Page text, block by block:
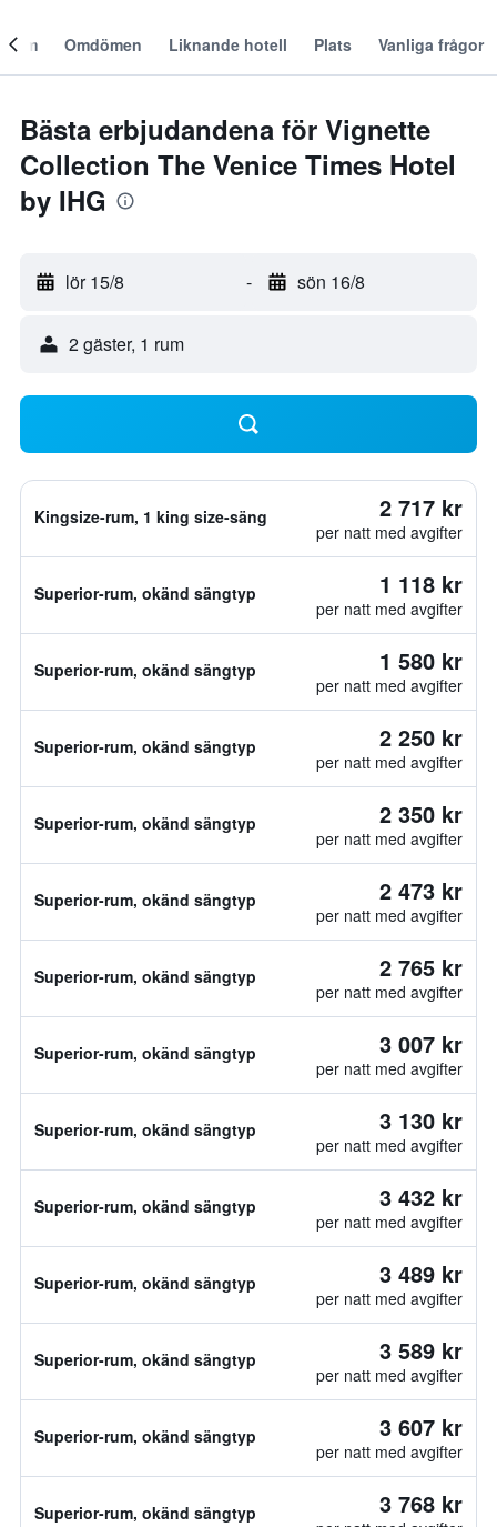
Om Omdömen Liknande hotell Plats Vanliga frågor
Bästa erbjudandena för Vignette
Collection The Venice Times Hotel
by IHG
lör 15/8 - sön 16/8
2 gäster, 1 rum
Kingsize-rum, 1 king size-säng 2 717 kr
per natt med avgifter
Superior-rum, okänd sängtyp 1 118 kr
per natt med avgifter
Superior-rum, okänd sängtyp 1 580 kr
per natt med avgifter
Superior-rum, okänd sängtyp 2 250 kr
per natt med avgifter
Superior-rum, okänd sängtyp 2 350 kr
per natt med avgifter
Superior-rum, okänd sängtyp 2 473 kr
per natt med avgifter
Superior-rum, okänd sängtyp 2 765 kr
per natt med avgifter
Superior-rum, okänd sängtyp 3 007 kr
per natt med avgifter
Superior-rum, okänd sängtyp 3 130 kr
per natt med avgifter
Superior-rum, okänd sängtyp 3 432 kr
per natt med avgifter
Superior-rum, okänd sängtyp 3 489 kr
per natt med avgifter
Superior-rum, okänd sängtyp 3 589 kr
per natt med avgifter
Superior-rum, okänd sängtyp 3 607 kr
per natt med avgifter
Superior-rum, okänd sängtyp 3 768 kr